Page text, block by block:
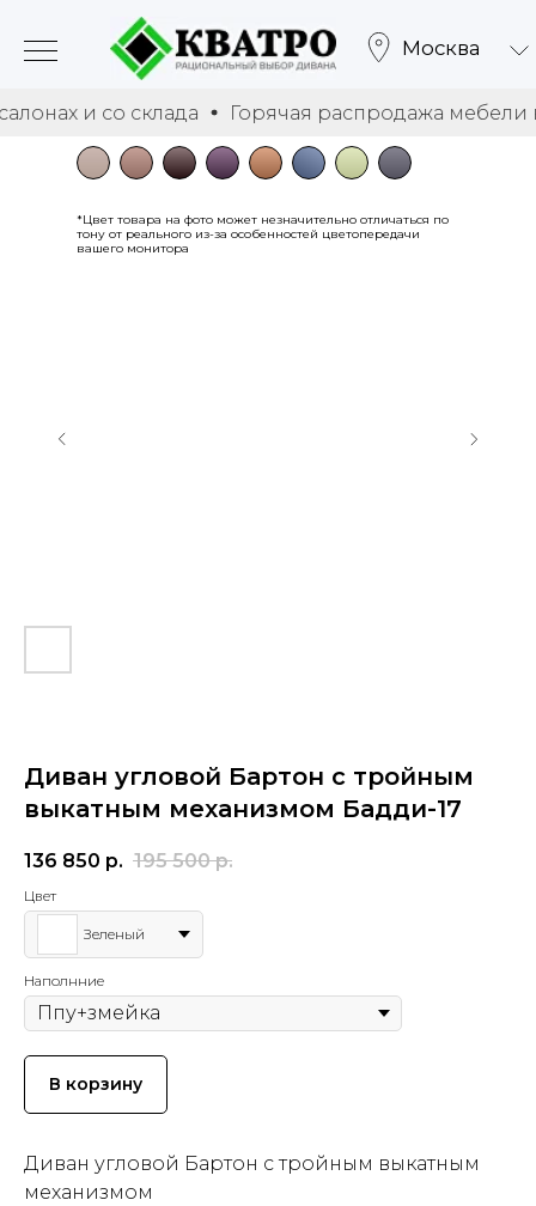
Москва
со склада Горячая распродажа мебели в
*Цвет товара на фото может незначительно отличаться по
тону от реального из-за особенностей цветопередачи
вашего монитора
Диван угловой Бартон с тройным
выкатным механизмом Бадди-17
136 850 р. 195 500 р.
Цвет
Зеленый
Наполнние
В корзину
Диван угловой Бартон с тройным выкатным
механизмом